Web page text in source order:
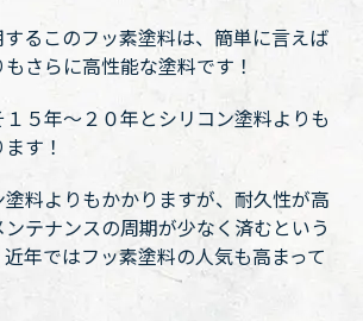
るこのフッ素塗料は、簡単に言えば
さらに高性能な塗料です！
５年〜２０年とシリコン塗料よりも
す！
料よりもかかりますが、耐久性が高
テナンスの周期が少なく済むという
年ではフッ素塗料の人気も高まって